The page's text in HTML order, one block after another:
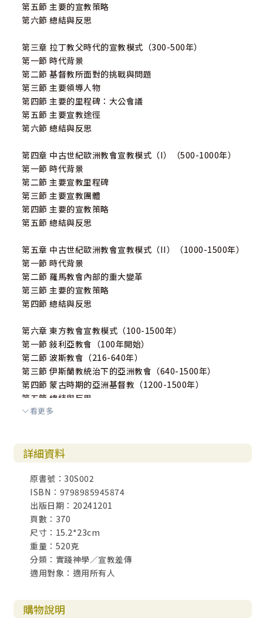
第五節 主要的宣教策略
第六節 總結與反思
第三章 拉丁教父時代的宣教模式（300-500年）
第一節 時代背景
第二節 基督教所面對的挑戰與問題
第三節 主要領導人物
第四節 主要的里程碑：大公會議
第五節 主要宣教途徑
第六節 總結與反思
第四章 中古世紀歐洲教會宣教模式（I）（500-1000年）
第一節 時代背景
第二節 主要宣教里程碑
第三節 主要宣教團體
第四節 主要的宣教策略
第五節 總結與反思
第五章 中古世紀歐洲教會宣教模式（II）（1000-1500年）
第一節 時代背景
第二節 羅馬教會內部的重大變革
第三節 主要的宣教策略
第四節 總結與反思
第六章 東方教會宣教模式（100-1500年）
第一節 敍利亞教會（100年開始）
第二節 波斯教會（216-640年）
第三節 伊斯蘭教統治下的亞洲教會（640-1500年）
第四節 蒙古時期的亞洲基督教（1200-1500年）
第五節 總結與反思
第二節 羅馬天主教內部的重大變革
第三節 天主教的海外宣教
第四節 天主教的主要宣教策略
第五節 總結與反思
第八章 宗教改革時期基督教的宣教模式（1500-1750年）
第一節 時代背景
第二節 宗教改革的前因後果
第三節 宗教改革運動的主要信念
第四節 主要宣教團體及領袖
第六節 總結與反思
看更多
詳細資料
原書號：30S002
ISBN：9798985945874
出版日期：20241201
頁數：370
尺寸：15.2*23cm
重量：520克
分類：實踐神學／宣教差傳
適用對象：適用所有人
購物說明